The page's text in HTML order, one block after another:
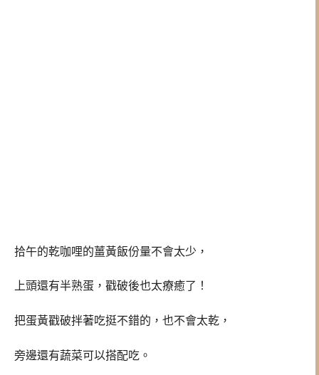
拾午的乾咖哩的薑黃飯份量不會太少，
上頭還有半熟蛋，戳破後也太療癒了！
把蛋黃戳破拌著吃挺不錯的，也不會太乾，
旁邊還有蔬菜可以搭配吃。